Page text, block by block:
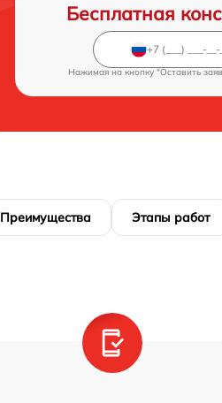
Бесплатная
Нажимая на кнопку "Оставить
Преимущества Этапы работ